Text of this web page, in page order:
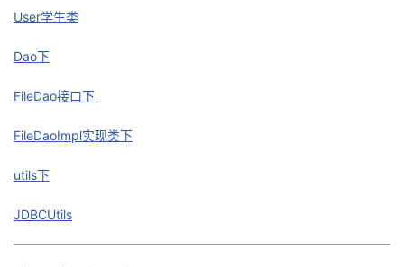
User学生类
Dao下
FileDao接口下
FileDaoImpl实现类下
utils下
JDBCUtils